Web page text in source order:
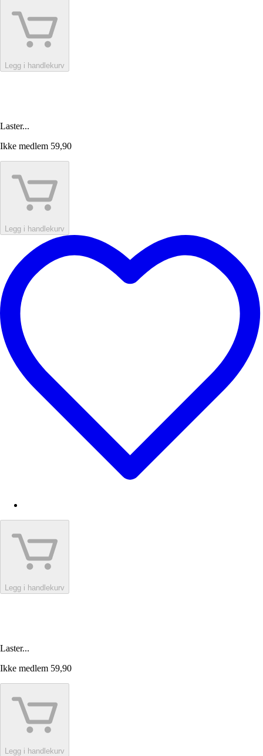
Legg i handlekurv
Laster...
Ikke medlem 59,90
Legg i handlekurv
Legg i handlekurv
Laster...
Ikke medlem 59,90
Legg i handlekurv